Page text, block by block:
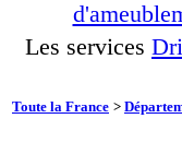
Les services
Toute la France >